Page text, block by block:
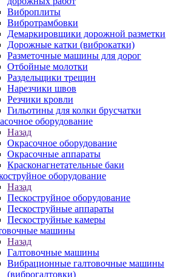
Виброплиты
Вибротрамбовки
Демаркировщики дорожной разметки
Дорожные катки (виброкатки)
Разметочные машины для дорог
Отбойные молотки
Раздельщики трещин
Нарезчики швов
Резчики кровли
Гильотины для колки брусчатки
оборудование
Назад
Окрасочное оборудование
Окрасочные аппараты
Красконагнетательные баки
оборудование
Назад
Пескоструйное оборудование
Пескоструйные аппараты
Пескоструйные камеры
машины
Назад
Галтовочные машины
Вибрационные галтовочные машины
(виброгалтовки)